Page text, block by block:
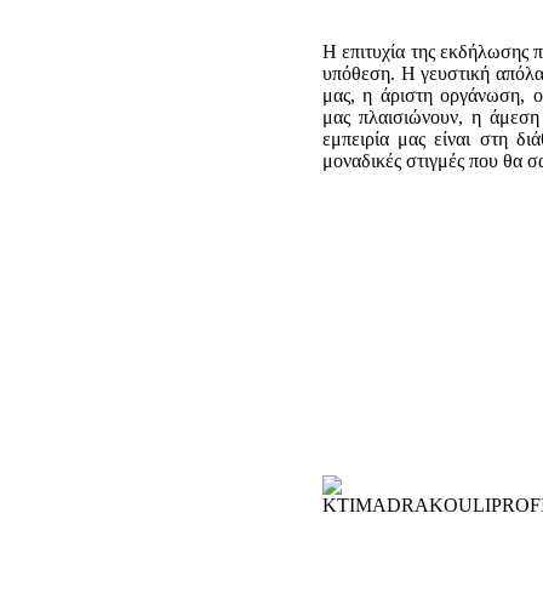
Η επιτυχία της εκδήλωσης
υπόθεση. Η γευστική
μας, η άριστη οργάνωση,
μας πλαισιώνουν, η
εμπειρία μας είναι στη
μοναδικές στιγμές που θα